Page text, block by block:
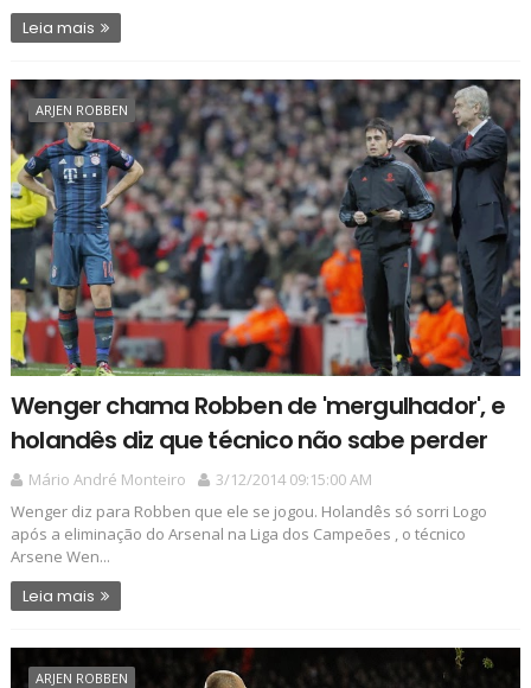
Leia mais
ARJEN ROBBEN
Wenger chama Robben de 'mergulhador', e
holandês diz que técnico não sabe perder
Mário André Monteiro
3/12/2014 09:15:00 AM
Wenger diz para Robben que ele se jogou. Holandês só sorri Logo
após a eliminação do Arsenal na Liga dos Campeões , o técnico
Arsene Wen...
Leia mais
ARJEN ROBBEN